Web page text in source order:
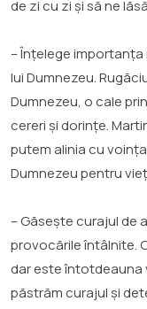
de zi cu zi și să ne
– Înțelege importanța
lui Dumnezeu.
Dumnezeu, o cale
cereri și dorințe.
putem alinia cu
Dumnezeu pentru
– Găsește curajul de
provocările întâlnite.
dar este întotdeauna
păstrăm curajul și